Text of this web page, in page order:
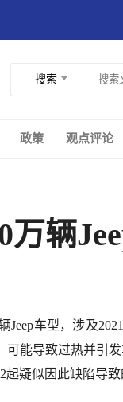
搜索
政策 观点评论
万辆
车型，涉及2021
能导致过热并引
疑似因此缺陷导